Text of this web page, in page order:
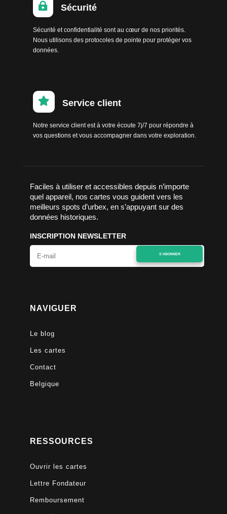
 Sécurité
Sécurité et confidentialité sont au cœur de nos priorités.
Nous utilisons des protocoles de pointe pour protéger vos
données.
 Service client
Notre service client est à votre écoute 7j/7 pour répondre à
vos questions et vous accompagner dans votre exploration.
Faciles à utiliser et accessibles depuis n’importe
quel appareil, nos cartes vous guident vers les
meilleurs spots d’urbex, en s’appuyant sur des
données historiques.
INSCRIPTION NEWSLETTER
S'ABONNER
NAVIGUER
Le blog
Les cartes
Contact
Belgique
RESSOURCES
Ouvrir les cartes
Lettre Fondateur
Remboursement